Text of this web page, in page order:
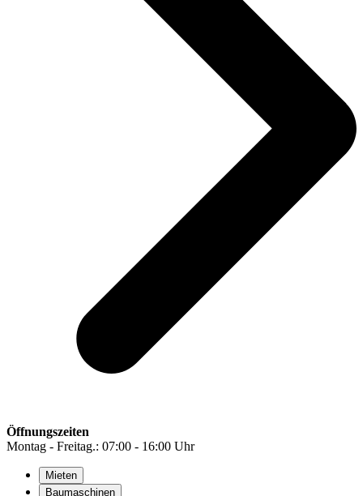
Öffnungszeiten
Montag - Freitag.: 07:00 - 16:00 Uhr
Mieten
Baumaschinen